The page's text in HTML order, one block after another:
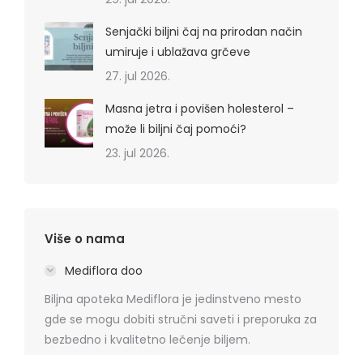
Senjački biljni čaj na prirodan način
umiruje i ublažava grčeve
27. jul 2026.
Masna jetra i povišen holesterol –
može li biljni čaj pomoći?
23. jul 2026.
Više o nama
Mediflora doo
Biljna apoteka Mediflora je jedinstveno mesto
gde se mogu dobiti stručni saveti i preporuka za
bezbedno i kvalitetno lečenje biljem.